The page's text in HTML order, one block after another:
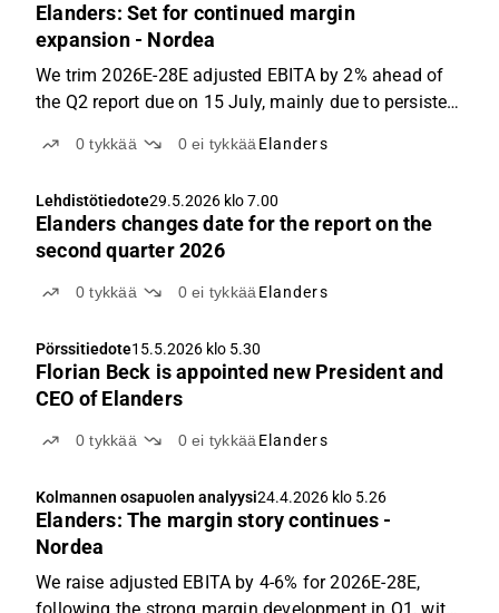
Elanders: Set for continued margin
expansion - Nordea
We trim 2026E-28E adjusted EBITA by 2% ahead of
the Q2 report due on 15 July, mainly due to persistent
continued geopolitical uncertainty. However, we still
~100bp...
0tykkää 0ei tykkää Elanders
Lehdistötiedote29.5.2026 klo 7.00
Elanders changes date for the report on the
second quarter 2026
0tykkää 0ei tykkää Elanders
Pörssitiedote15.5.2026 klo 5.30
Florian Beck is appointed new President and
CEO of Elanders
0tykkää 0ei tykkää Elanders
Kolmannen osapuolen analyysi24.4.2026 klo 5.26
Elanders: The margin story continues -
Nordea
We raise adjusted EBITA by 4-6% for 2026E-28E,